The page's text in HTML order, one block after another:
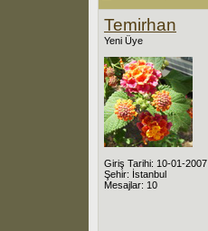
Temirhan
Yeni Üye
Giriş Tarihi: 10-01-2007
Şehir: İstanbul
Mesajlar: 10